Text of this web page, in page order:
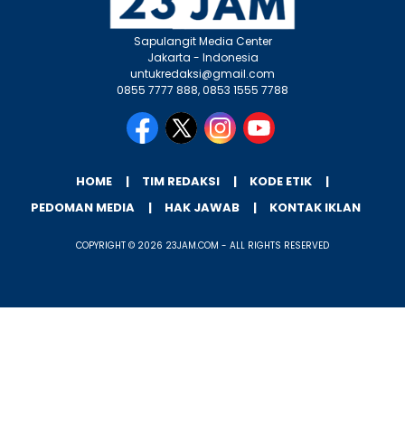
Sapulangit Media Center
Jakarta - Indonesia
untukredaksi@gmail.com
0855 7777 888, 0853 1555 7788
HOME TIM REDAKSI
KODE ETIK
PEDOMAN MEDIA
HAK JAWAB KONTAK IKLAN
COPYRIGHT © 2026 23JAM.COM - ALL RIGHTS RESERVED